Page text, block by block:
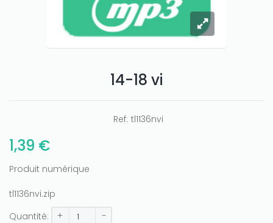
14-18 vi
Ref: tl1136nvi
1,39 €
Produit numérique
tl1136nvi.zip
Quantité:
+ -